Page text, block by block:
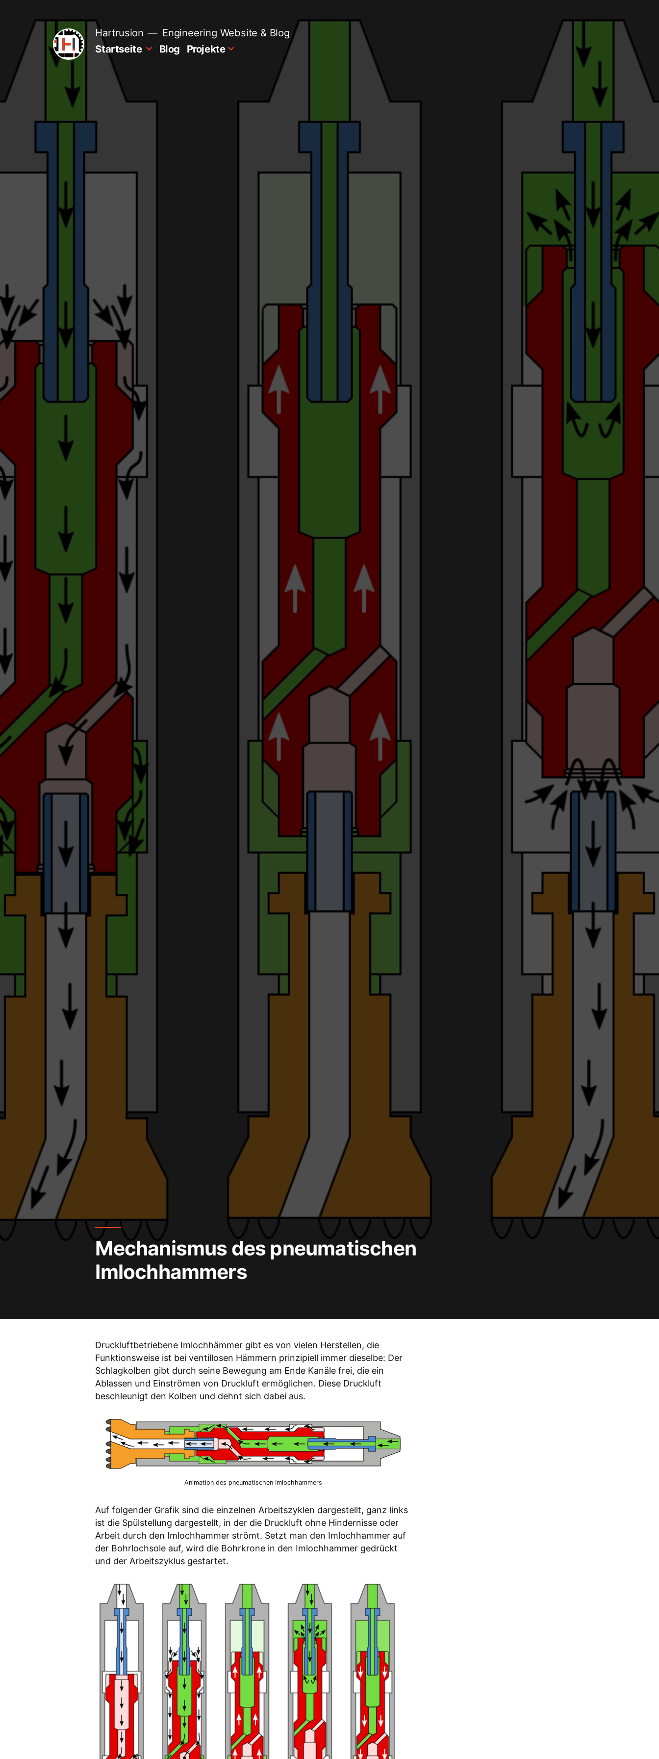
springen
Hartrusion
Engineering Website & Blog
Startseite
Blog Projekte
Mechanismus des pneumatischen
Imlochhammers
Druckluftbetriebene Imlochhämmer gibt es von vielen Herstellen, die
Funktionsweise ist bei ventillosen Hämmern prinzipiell immer dieselbe: Der
Schlagkolben gibt durch seine Bewegung am Ende Kanäle frei, die ein
Ablassen und Einströmen von Druckluft ermöglichen. Diese Druckluft
beschleunigt den Kolben und dehnt sich dabei aus.
Animation des pneumatischen Imlochhammers
Auf folgender Grafik sind die einzelnen Arbeitszyklen dargestellt, ganz links
ist die Spülstellung dargestellt, in der die Druckluft ohne Hindernisse oder
Arbeit durch den Imlochhammer strömt. Setzt man den Imlochhammer auf
der Bohrlochsole auf, wird die Bohrkrone in den Imlochhammer gedrückt
und der Arbeitszyklus gestartet.